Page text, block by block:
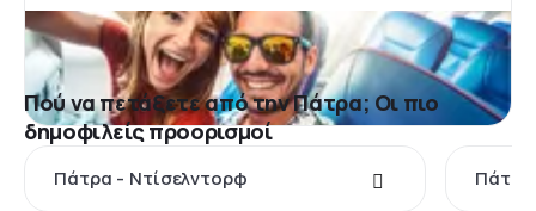
Πού να πετάξετε από την Πάτρα; Οι πιο
δημοφιλείς προορισμοί
Πάτρα - Ντίσελντορφ